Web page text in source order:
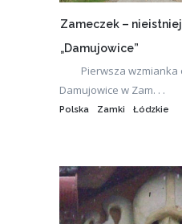
Zameczek –
„Damujowice”
Pierwsza wzmianka
Damujowice w Zam. . .
Polska Zamki Łódzkie